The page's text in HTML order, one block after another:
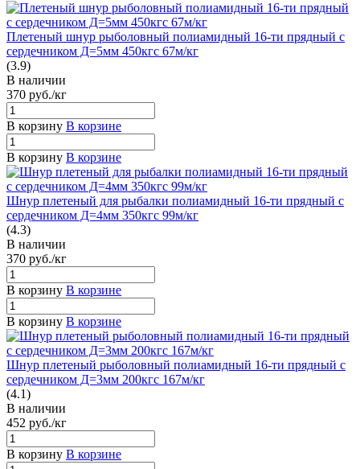
Плетеный шнур рыболовный полиамидный 16-ти прядный с
сердечником Д=5мм 450кгс 67м/кг
(3.9)
В наличии
370 руб./кг
В корзину В корзине
В корзину В корзине
Шнур плетеный для рыбалки полиамидный 16-ти прядный с
сердечником Д=4мм 350кгс 99м/кг
(4.3)
В наличии
370 руб./кг
В корзину В корзине
В корзину В корзине
Шнур плетеный рыболовный полиамидный 16-ти прядный с
сердечником Д=3мм 200кгс 167м/кг
(4.1)
В наличии
452 руб./кг
В корзину В корзине